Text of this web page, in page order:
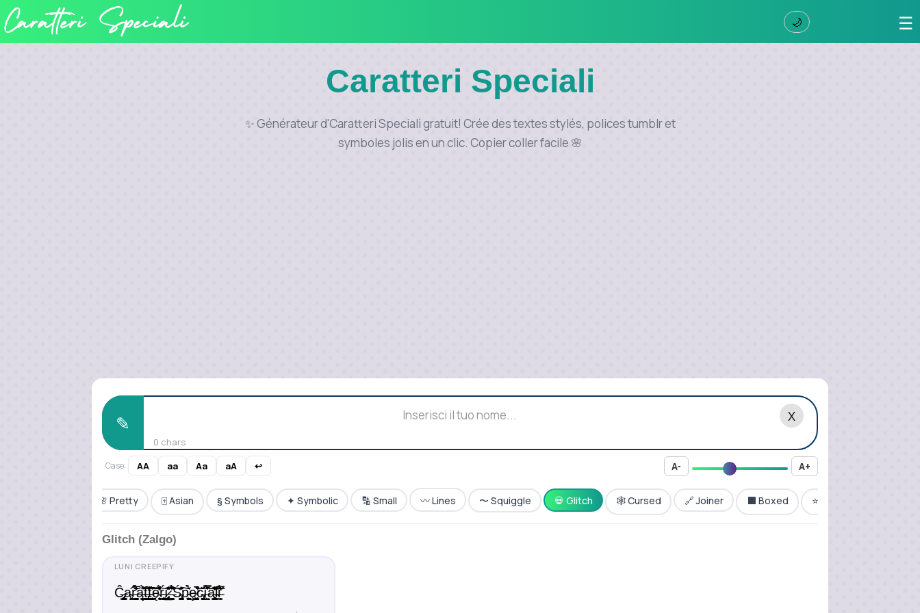
☰
🌙
Caratteri Speciali
✨ Générateur d'Caratteri Speciali gratuit! Crée des textes stylés, polices tumblr et
symboles jolis en un clic. Copier coller facile 🌸
✎ X
0 chars
Case: AA aa Aa aA ↩ A- A+
🌸 Pretty 🀄 Asian § Symbols ✦ Symbolic 🔡 Small 〰️ Lines 〜 Squiggle 💀 Glitch 🕸️ Cursed 🔗 Joiner ⬛ Boxed ⭐ Star
Glitch (Zalgo)
Ĉ̶̡̱̥̰̻͇ͅa̴̗̱̯͓̙̦͠ŗ̶̺͚̘̯̬̞̣͚̾̾̈́̄̀̅͛́̕ą̶͇̬̰̆̋͐̀͌t̶̡͈̤̞͚͛͌͌͠t̵̪͔̫̝̺̯̦̟̯̰͛̈͆͠͝ę̴̜̹̣͉̖̗̇̂̋́̎͒̓̾ṛ̵͓͕̪͇̗̤͎͉̈́ï̷̢̲̣͉̫̮̫̻̦̽̾̽͊ ̶̯͉̹̦̞̘̼̉̽̑̉͒͊̋́̐͠Ś̴̡̮͈̤̩̮̪̳̦͂͛͐͠p̵̳̭̼̫̀́͛͜ȩ̷̛͍̯̝̺͓̩͖͒͘̚͝͝c̴̢̢͚̤̳̼̞̤̹̏ḯ̶͖͙̭̱̭̂̊̿̾̚͝͝a̵̧̼͚̻̤͇̝̥̩̓̽̽͗͆̄͝͝l̴̹͛͑i̶̛̖͚̖̓̅̃̈́̕͘͘̕